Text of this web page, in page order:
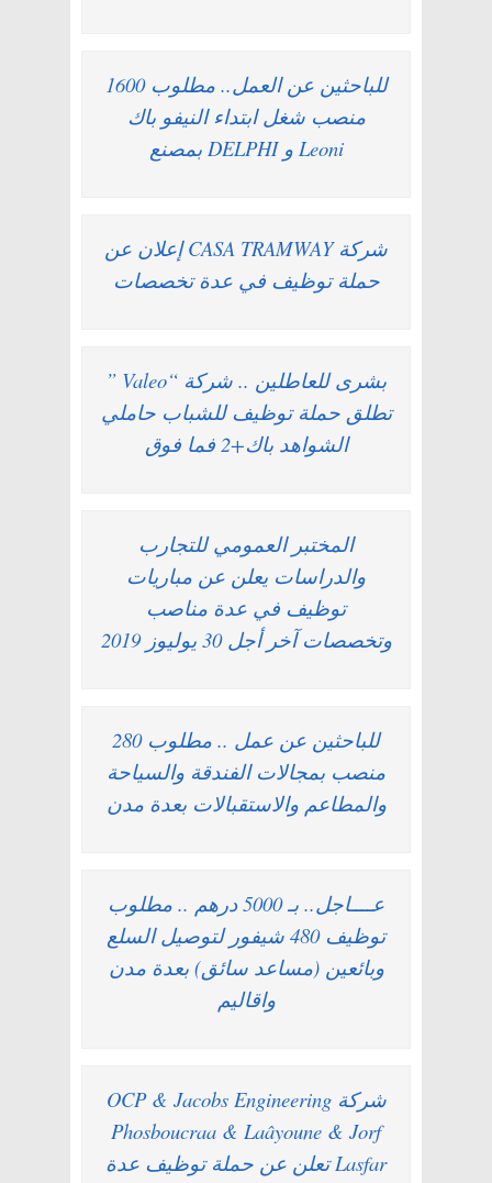
للباحثين عن العمل.. مطلوب 1600
منصب شغل ابتداء النيفو باك
بمصنع DELPHI و Leoni
شركة CASA TRAMWAY إعلان عن
حملة توظيف في عدة تخصصات
بشرى للعاطلين .. شركة “Valeo ”
تطلق حملة توظيف للشباب حاملي
الشواهد باك+2 فما فوق
المختبر العمومي للتجارب
والدراسات يعلن عن مباريات
توظيف في عدة مناصب
وتخصصات آخر أجل 30 يوليوز 2019
للباحثين عن عمل .. مطلوب 280
منصب بمجالات الفندقة والسياحة
والمطاعم والاستقبالات بعدة مدن
عــــاجل.. بـ 5000 درهم .. مطلوب
توظيف 480 شيفور لتوصيل السلع
وبائعين (مساعد سائق) بعدة مدن
واقاليم
شركة OCP & Jacobs Engineering
Phosboucraa & Laâyoune & Jorf
Lasfar تعلن عن حملة توظيف عدة